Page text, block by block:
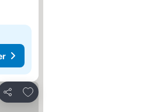
Dela
Lägg till i Mina Favoriter